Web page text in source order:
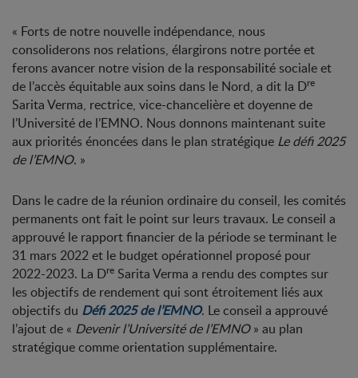
« Forts de notre nouvelle indépendance, nous
consoliderons nos relations, élargirons notre portée et
ferons avancer notre vision de la responsabilité sociale et
de l’accès équitable aux soins dans le Nord, a dit la Dre
Sarita Verma, rectrice, vice-chancelière et doyenne de
l’Université de l’EMNO. Nous donnons maintenant suite
aux priorités énoncées dans le plan stratégique Le défi 2025
de l’EMNO. »
Dans le cadre de la réunion ordinaire du conseil, les comités
permanents ont fait le point sur leurs travaux. Le conseil a
approuvé le rapport financier de la période se terminant le
31 mars 2022 et le budget opérationnel proposé pour
2022-2023. La Dre Sarita Verma a rendu des comptes sur
les objectifs de rendement qui sont étroitement liés aux
objectifs du Défi 2025 de l’EMNO. Le conseil a approuvé
l’ajout de « Devenir l’Université de l’EMNO» au plan
stratégique comme orientation supplémentaire.